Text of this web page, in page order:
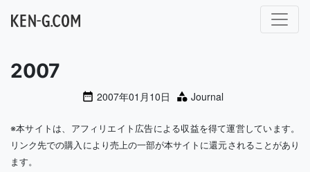
メインナビゲーション
2007
2007年01月10日 Journal
※本サイトは、アフィリエイト広告による収益を得て運営しています。
リンク先での購入により売上の一部が本サイトに還元されることがあり
ます。